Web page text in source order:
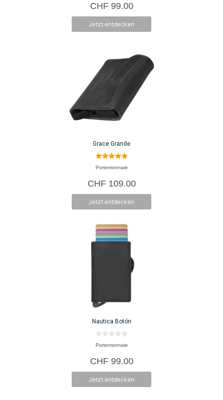
n
5
CHF99.00
Jetzt entdecken
Grace Grande
von 5
Portemonnaie
CHF109.00
Jetzt entdecken
Nautica Botón
0
v
n
5
Portemonnaie
CHF99.00
Jetzt entdecken